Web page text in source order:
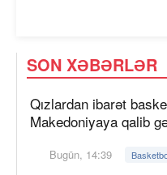
SON XƏBƏRLƏR
Qızlardan ibarət
Makedoniyaya qalib
Bugün, 14:39